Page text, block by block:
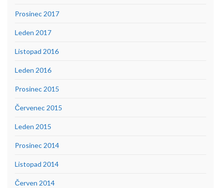
Prosinec 2017
Leden 2017
Listopad 2016
Leden 2016
Prosinec 2015
Červenec 2015
Leden 2015
Prosinec 2014
Listopad 2014
Červen 2014